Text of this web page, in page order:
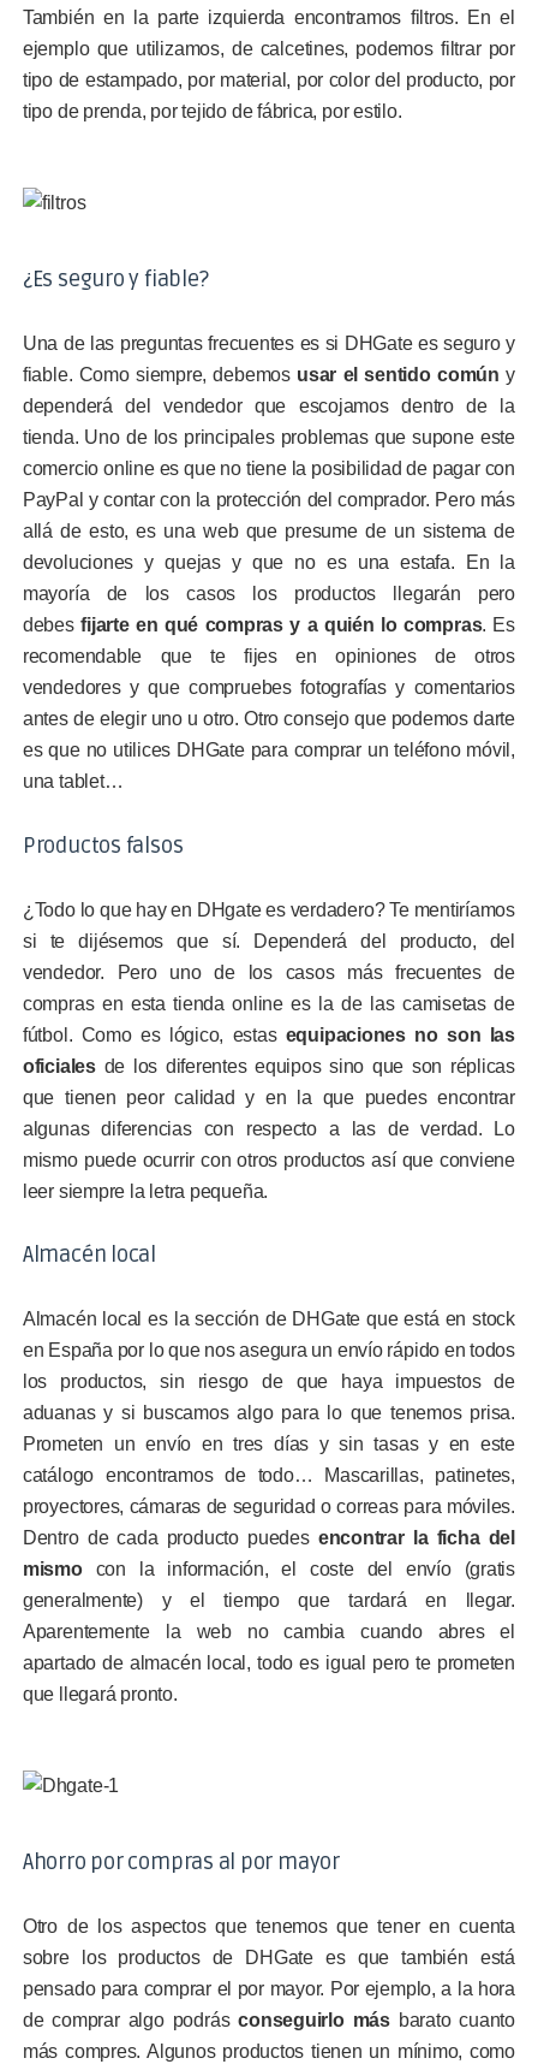
También en la parte izquierda encontramos filtros. En el
ejemplo que utilizamos, de calcetines, podemos filtrar por
tipo de estampado, por material, por color del producto, por
tipo de prenda, por tejido de fábrica, por estilo.
¿Es seguro y fiable?
Una de las preguntas frecuentes es si DHGate es seguro y
fiable. Como siempre, debemos usar el sentido común y
dependerá del vendedor que escojamos dentro de la
tienda. Uno de los principales problemas que supone este
comercio online es que no tiene la posibilidad de pagar con
PayPal y contar con la protección del comprador. Pero más
allá de esto, es una web que presume de un sistema de
devoluciones y quejas y que no es una estafa. En la
mayoría de los casos los productos llegarán pero
debesfijarte en qué compras y a quién lo compras. Es
recomendable que te fijes en opiniones de otros
vendedores y que compruebes fotografías y comentarios
antes de elegir uno u otro. Otro consejo que podemos darte
es que no utilices DHGate para comprar un teléfono móvil,
una tablet…
Productos falsos
¿Todo lo que hay en DHgate es verdadero? Te mentiríamos
si te dijésemos que sí. Dependerá del producto, del
vendedor. Pero uno de los casos más frecuentes de
compras en esta tienda online es la de las camisetas de
fútbol. Como es lógico, estasequipaciones no son las
oficialesde los diferentes equipos sino que son réplicas
que tienen peor calidad y en la que puedes encontrar
algunas diferencias con respecto a las de verdad. Lo
mismo puede ocurrir con otros productos así que conviene
leer siempre la letra pequeña.
Almacén local
Almacén local es la sección de DHGate que está en stock
en España por lo que nos asegura un envío rápido en todos
los productos, sin riesgo de que haya impuestos de
aduanas y si buscamos algo para lo que tenemos prisa.
Prometen un envío en tres días y sin tasas y en este
catálogo encontramos de todo… Mascarillas, patinetes,
proyectores, cámaras de seguridad o correas para móviles.
Dentro de cada producto puedes encontrar la ficha del
mismocon la información, el coste del envío (gratis
generalmente) y el tiempo que tardará en llegar.
Aparentemente la web no cambia cuando abres el
apartado de almacén local, todo es igual pero te prometen
que llegará pronto.
Ahorro por compras al por mayor
Otro de los aspectos que tenemos que tener en cuenta
sobre los productos de DHGate es que también está
pensado para comprar el por mayor. Por ejemplo, a la hora
de comprar algo podrásconseguirlo más barato cuanto
más compres. Algunos productos tienen un mínimo, como